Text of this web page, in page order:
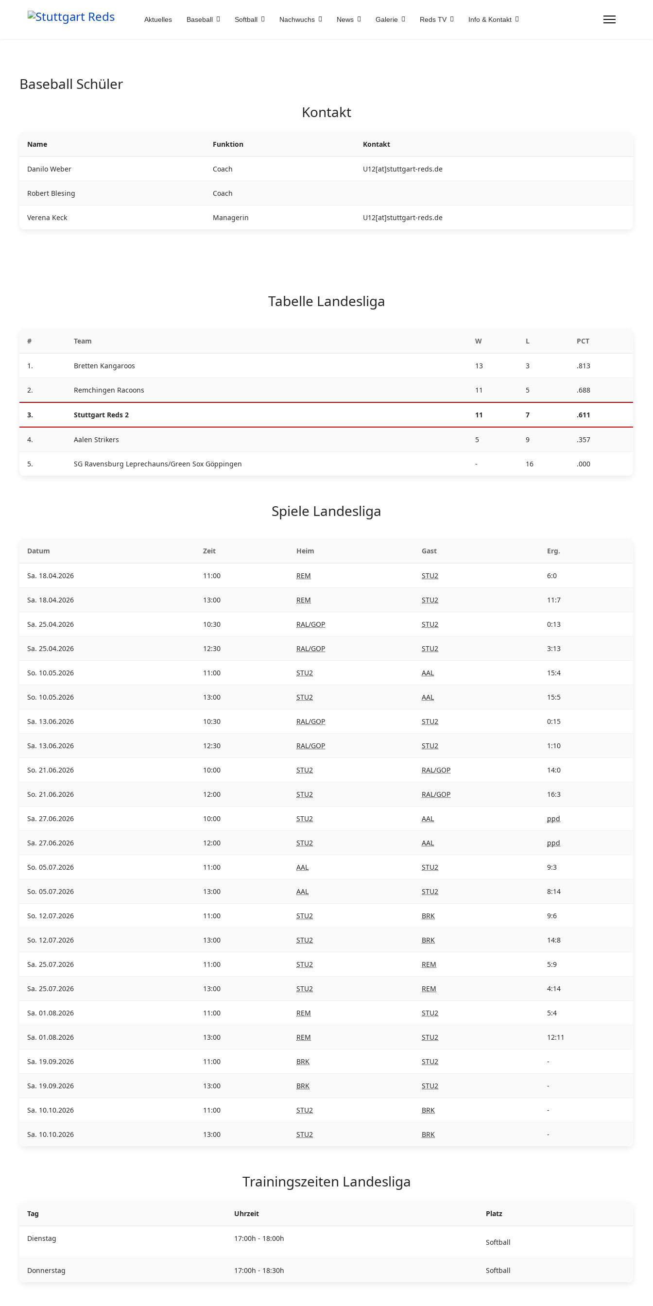
Aktuelles Baseball Softball Nachwuchs News Galerie Reds TV Info & Kontakt
Baseball Schüler
Kontakt
Name Funktion Kontakt
Danilo Weber Coach U12[at]stuttgart-reds.de
Robert Blesing Coach
Verena Keck Managerin U12[at]stuttgart-reds.de
Tabelle Landesliga
# Team W L PCT
1. Bretten Kangaroos 13 3 .813
2. Remchingen Racoons 11 5 .688
3. Stuttgart Reds 2 11 7 .611
4. Aalen Strikers 5 9 .357
5. SG Ravensburg Leprechauns/Green Sox Göppingen - 16 .000
Spiele Landesliga
Datum Zeit Heim Gast Erg.
Sa. 18.04.2026 11:00 REM STU2 6:0
Sa. 18.04.2026 13:00 REM STU2 11:7
Sa. 25.04.2026 10:30 RAL/GOP STU2 0:13
Sa. 25.04.2026 12:30 RAL/GOP STU2 3:13
So. 10.05.2026 11:00 STU2 AAL 15:4
So. 10.05.2026 13:00 STU2 AAL 15:5
Sa. 13.06.2026 10:30 RAL/GOP STU2 0:15
Sa. 13.06.2026 12:30 RAL/GOP STU2 1:10
So. 21.06.2026 10:00 STU2 RAL/GOP 14:0
So. 21.06.2026 12:00 STU2 RAL/GOP 16:3
Sa. 27.06.2026 10:00 STU2 AAL ppd
Sa. 27.06.2026 12:00 STU2 AAL ppd
So. 05.07.2026 11:00 AAL STU2 9:3
So. 05.07.2026 13:00 AAL STU2 8:14
So. 12.07.2026 11:00 STU2 BRK 9:6
So. 12.07.2026 13:00 STU2 BRK 14:8
Sa. 25.07.2026 11:00 STU2 REM 5:9
Sa. 25.07.2026 13:00 STU2 REM 4:14
Sa. 01.08.2026 11:00 REM STU2 5:4
Sa. 01.08.2026 13:00 REM STU2 12:11
Sa. 19.09.2026 11:00 BRK STU2 -
Sa. 19.09.2026 13:00 BRK STU2 -
Sa. 10.10.2026 11:00 STU2 BRK -
Sa. 10.10.2026 13:00 STU2 BRK -
Trainingszeiten Landesliga
Tag Uhrzeit Platz
Dienstag 17:00h - 18:00h Softball
Donnerstag 17:00h - 18:30h Softball